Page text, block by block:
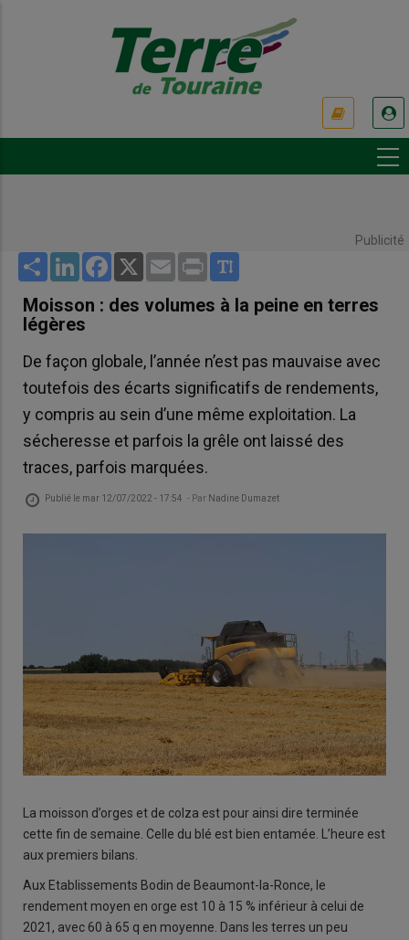
Publicité
Share LinkedInFacebook
X Email Print
Moisson : des volumes à la peine en terres
légères
De façon globale, l’année n’est pas mauvaise avec
toutefois des écarts significatifs de rendements,
y compris au sein d’une même exploitation. La
sécheresse et parfois la grêle ont laissé des
traces, parfois marquées.
Publié le mar 12/07/2022 - 17:54 - Par Nadine Dumazet
La moisson d’orges et de colza est pour ainsi dire terminée
cette fin de semaine. Celle du blé est bien entamée. L’heure est
aux premiers bilans.
Aux Etablissements Bodin de Beaumont-la-Ronce, le
rendement moyen en orge est 10 à 15 % inférieur à celui de
2021, avec 60 à 65 q en moyenne. Dans les terres un peu